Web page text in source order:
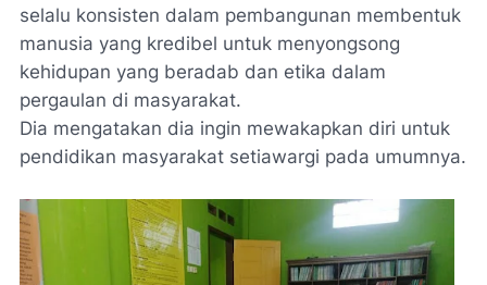
selalu konsisten dalam pembangunan membentuk
manusia yang kredibel untuk menyongsong
kehidupan yang beradab dan etika dalam
pergaulan di masyarakat.
Dia mengatakan dia ingin mewakapkan diri untuk
pendidikan masyarakat setiawargi pada umumnya.